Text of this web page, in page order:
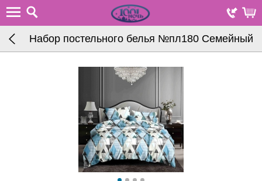
Набор постельного белья №пл180 Семейный